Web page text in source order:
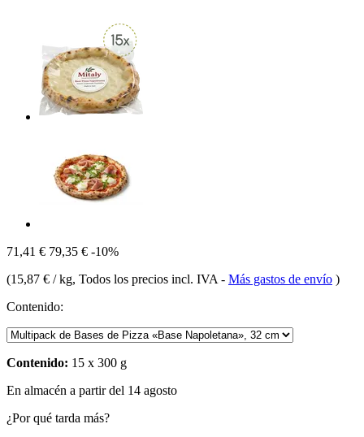
71,41 € 79,35 € -10%
(15,87 € / kg, Todos los precios incl. IVA - Más gastos de envío )
Contenido:
Contenido: 15 x 300 g
En almacén a partir del 14 agosto
¿Por qué tarda más?